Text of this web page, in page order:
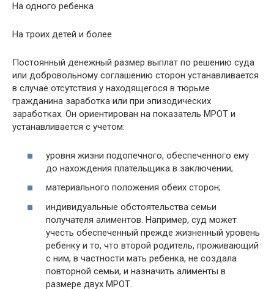
На одного ребенка
На троих детей и более
Постоянный денежный размер выплат по решению суда
или добровольному соглашению сторон устанавливается
в случае отсутствия у находящегося в тюрьме
гражданина заработка или при эпизодических
заработках. Он ориентирован на показатель МРОТ и
устанавливается с учетом:
уровня жизни подопечного, обеспеченного ему
до нахождения плательщика в заключении;
материального положения обеих сторон;
индивидуальные обстоятельства семьи
получателя алиментов. Например, суд может
учесть обеспеченный прежде жизненный уровень
ребенку и то, что второй родитель, проживающий
с ним, в частности мать ребенка, не создала
повторной семьи, и назначить алименты в
размере двух МРОТ.